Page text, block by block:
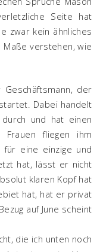
Seite hat
zwar kein ähnliches
Maße verstehen, wie
der
Dabei handelt
und hat einen
fliegen ihm
eine einzige und
hat, lässt er nicht
klaren Kopf hat
hat, hat er privat
auf June scheint
die ich unten noch